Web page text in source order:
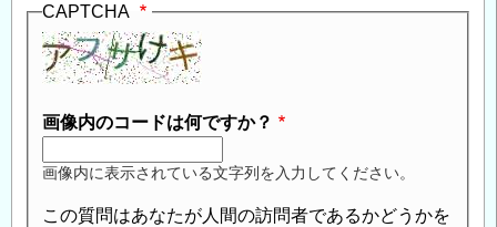
返
信
CAPTCHA
画像内のコードは何ですか？
画像内に表示されている文字列を入力してください。
この質問はあなたが人間の訪問者であるかどうかを